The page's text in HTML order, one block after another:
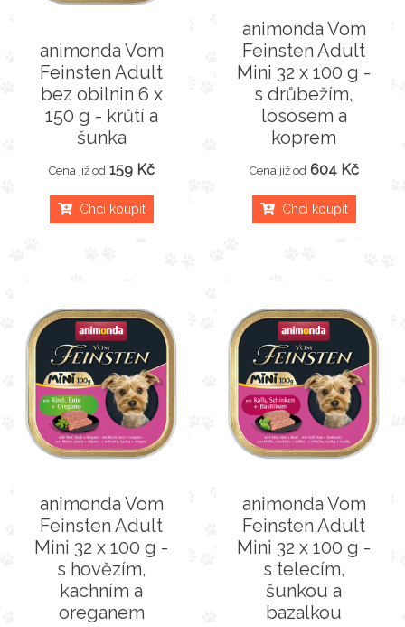
animonda Vom
Feinsten Adult
bez obilnin 6 x
150 g - krůtí a
šunka
Cena již od 159 Kč
Chci koupit
animonda Vom
Feinsten Adult
Mini 32 x 100 g -
s drůbežím,
lososem a
koprem
Cena již od 604 Kč
Chci koupit
animonda Vom
Feinsten Adult
Mini 32 x 100 g -
s hovězím,
kachním a
oreganem
animonda Vom
Feinsten Adult
Mini 32 x 100 g -
s telecím,
šunkou a
bazalkou